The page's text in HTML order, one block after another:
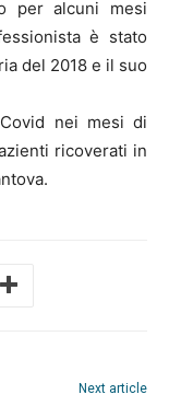
per alcuni mesi
è stato
del 2018 e il suo
nei mesi di
ricoverati in
Next article